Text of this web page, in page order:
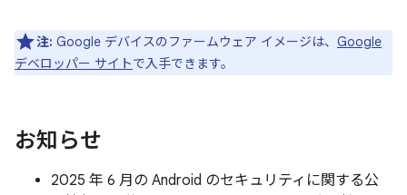
注: Google デバイスのファームウェア イメージは、 Google
デベロッパー サイトで入手できます。
お知らせ
2025 年 6 月の Android のセキュリティに関する公